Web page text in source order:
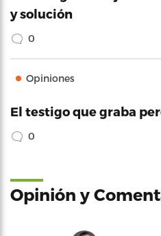
y solución
0
Opiniones
El testigo que graba
0
Opinión y